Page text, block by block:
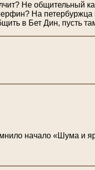
Не общительный
На петербуржца
в Бет Дин, пусть
начало «Шума и